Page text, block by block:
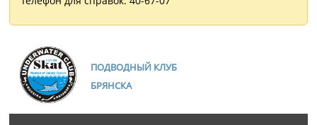
ПОДВОДНЫЙ КЛУБ
БРЯНСКА